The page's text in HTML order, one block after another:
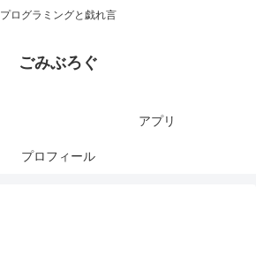
プログラミングと戯れ言
ごみぶろぐ
アプリ
プロフィール